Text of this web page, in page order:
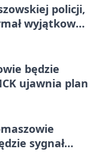
policji,
wyjątkowy
będzie
ujawnia plan
sygnał